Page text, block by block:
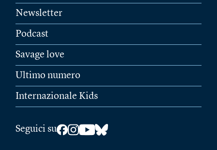
Newsletter
Podcast
Savage love
Ultimo numero
Internazionale Kids
Seguici su